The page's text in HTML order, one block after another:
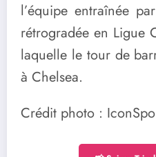
l’équipe entraînée par
rétrogradée en Ligue
laquelle le tour de
à Chelsea.
Crédit photo :